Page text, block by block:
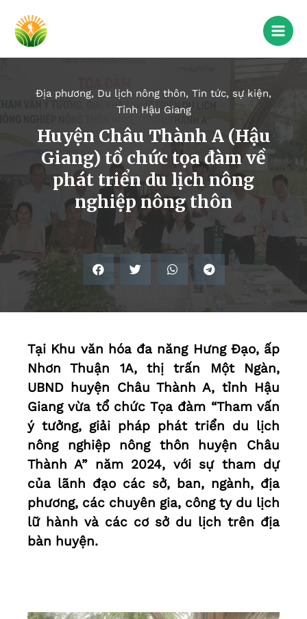
Địa phương, Du lịch nông thôn, Tin tức, sự kiện,
Tỉnh Hậu Giang
Huyện Châu Thành A (Hậu
Giang) tổ chức tọa đàm về
phát triển du lịch nông
nghiệp nông thôn
Tại Khu văn hóa đa năng Hưng Đạo, ấp
Nhơn Thuận 1A, thị trấn Một Ngàn,
UBND huyện Châu Thành A, tỉnh Hậu
Giang vừa tổ chức Tọa đàm “Tham vấn
ý tưởng, giải pháp phát triển du lịch
nông nghiệp nông thôn huyện Châu
Thành A” năm 2024, với sự tham dự
của lãnh đạo các sở, ban, ngành, địa
phương, các chuyên gia, công ty du lịch
lữ hành và các cơ sở du lịch trên địa
bàn huyện.